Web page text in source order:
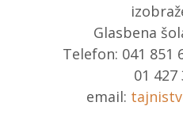
Glasbena
Telefon: 041 851
01 427
email: